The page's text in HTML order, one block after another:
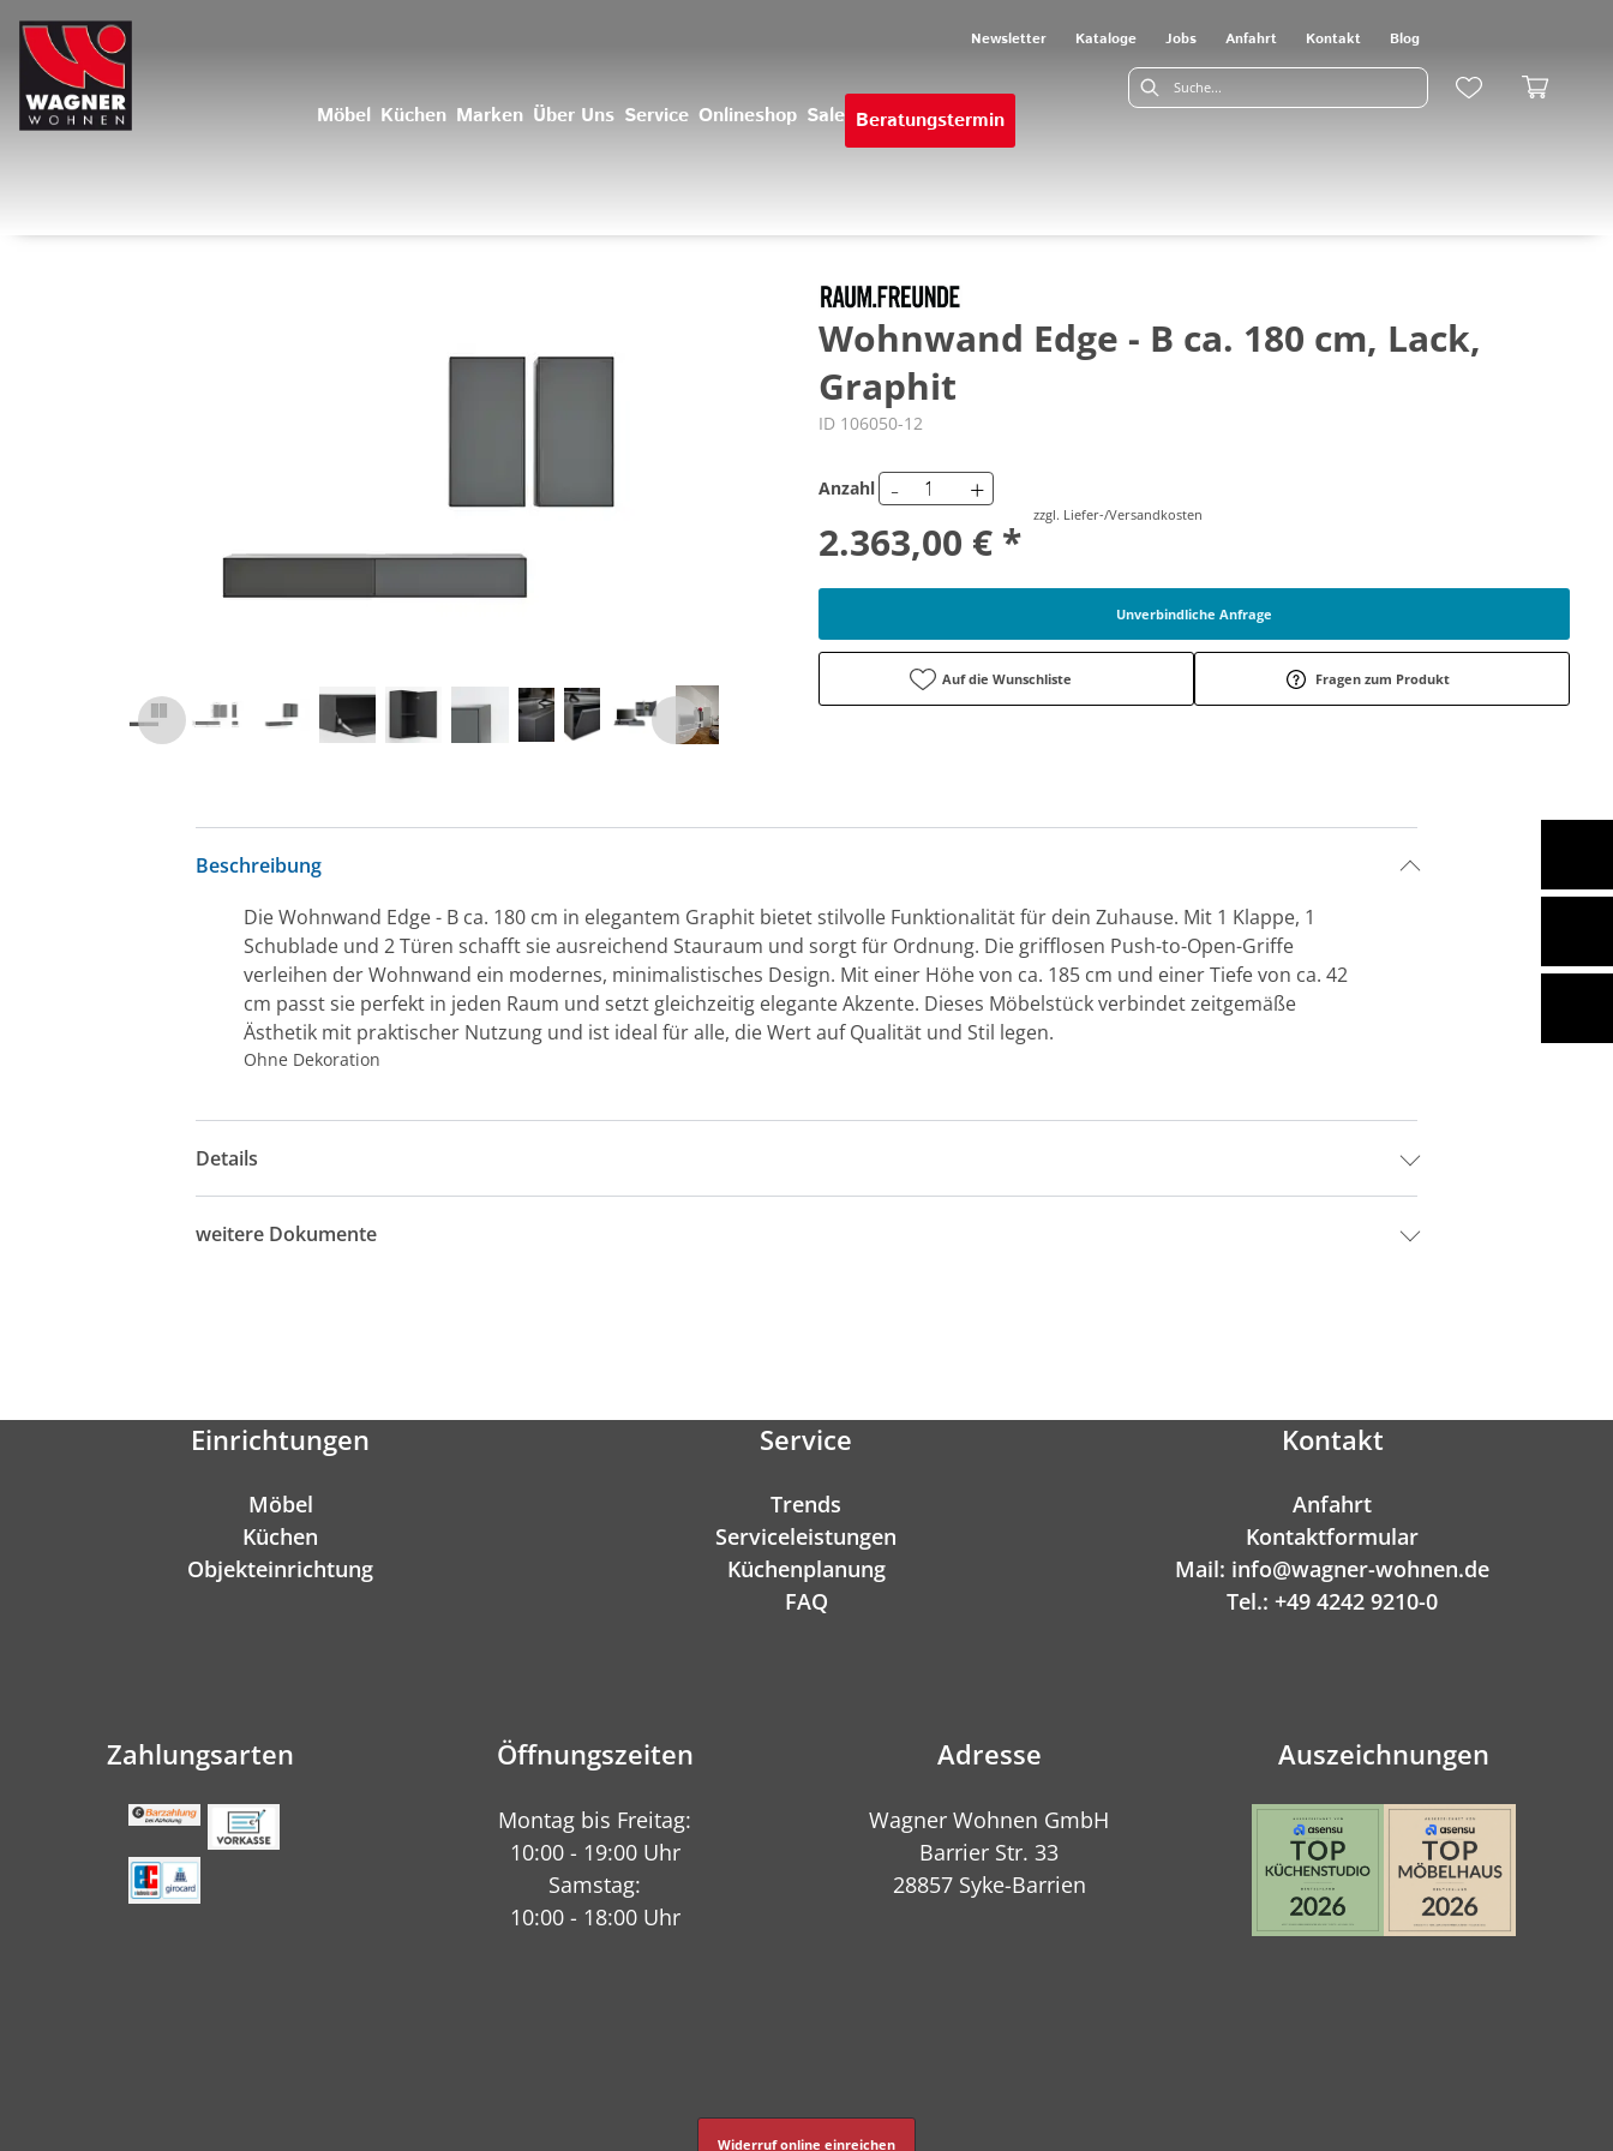
Newsletter Kataloge Jobs Anfahrt Kontakt Blog
Möbel Küchen Marken Über Uns Service Onlineshop Sale Beratungstermin
Wohnwand Edge - B ca. 180 cm, Lack,
Graphit
ID 106050-12
Anzahl - +
2.363,00 € *
zzgl. Liefer-/Versandkosten
Unverbindliche Anfrage
Auf die Wunschliste Fragen zum Produkt
Beschreibung
Die Wohnwand Edge - B ca. 180 cm in elegantem Graphit bietet stilvolle Funktionalität für dein Zuhause. Mit 1 Klappe, 1
Schublade und 2 Türen schafft sie ausreichend Stauraum und sorgt für Ordnung. Die grifflosen Push-to-Open-Griffe
verleihen der Wohnwand ein modernes, minimalistisches Design. Mit einer Höhe von ca. 185 cm und einer Tiefe von ca. 42
cm passt sie perfekt in jeden Raum und setzt gleichzeitig elegante Akzente. Dieses Möbelstück verbindet zeitgemäße
Ästhetik mit praktischer Nutzung und ist ideal für alle, die Wert auf Qualität und Stil legen.
Ohne Dekoration
Details
weitere Dokumente
Einrichtungen
Möbel
Küchen
Objekteinrichtung
Service
Trends
Serviceleistungen
Küchenplanung
FAQ
Kontakt
Anfahrt
Kontaktformular
Mail: info@wagner-wohnen.de
Tel.: +49 4242 9210-0
Zahlungsarten Öffnungszeiten
Montag bis Freitag:
10:00 - 19:00 Uhr
Samstag:
10:00 - 18:00 Uhr
Adresse
Wagner Wohnen GmbH
Barrier Str. 33
28857 Syke-Barrien
Auszeichnungen
Widerruf online einreichen